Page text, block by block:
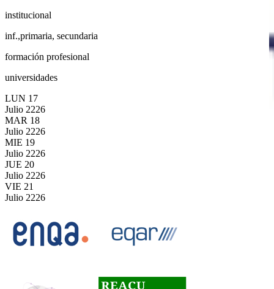
institucional
inf.,primaria, secundaria
formación profesional
universidades
LUN 17
Julio 2226
MAR 18
Julio 2226
MIE 19
Julio 2226
JUE 20
Julio 2226
VIE 21
Julio 2226